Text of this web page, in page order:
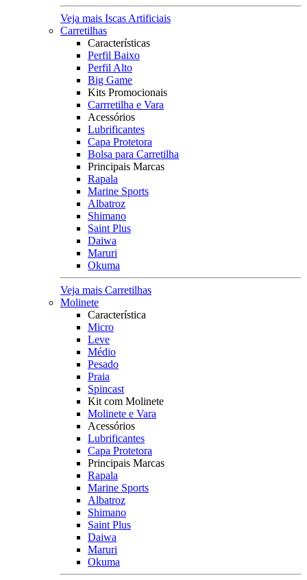
Veja mais Iscas Artificiais
Carretilhas
Características
Perfil Baixo
Perfil Alto
Big Game
Kits Promocionais
Carrretilha e Vara
Acessórios
Lubrificantes
Capa Protetora
Bolsa para Carretilha
Principais Marcas
Rapala
Marine Sports
Albatroz
Shimano
Saint Plus
Daiwa
Maruri
Okuma
Veja mais Carretilhas
Molinete
Característica
Micro
Leve
Médio
Pesado
Praia
Spincast
Kit com Molinete
Molinete e Vara
Acessórios
Lubrificantes
Capa Protetora
Principais Marcas
Rapala
Marine Sports
Albatroz
Shimano
Saint Plus
Daiwa
Maruri
Okuma